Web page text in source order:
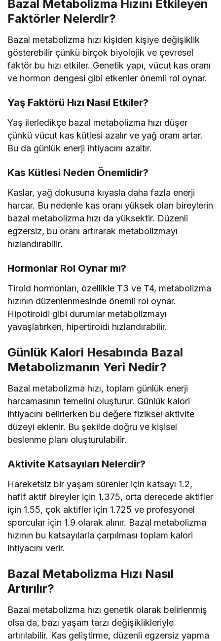
Bazal Metabolizma Hızını Etkileyen
Faktörler Nelerdir?
Bazal metabolizma hızı kişiden kişiye değişiklik
gösterebilir çünkü birçok biyolojik ve çevresel
faktör bu hızı etkiler. Genetik yapı, vücut kas oranı
ve hormon dengesi gibi etkenler önemli rol oynar.
Yaş Faktörü Hızı Nasıl Etkiler?
Yaş ilerledikçe bazal metabolizma hızı düşer
çünkü vücut kas kütlesi azalır ve yağ oranı artar.
Bu da günlük enerji ihtiyacını azaltır.
Kas Kütlesi Neden Önemlidir?
Kaslar, yağ dokusuna kıyasla daha fazla enerji
harcar. Bu nedenle kas oranı yüksek olan bireylerin
bazal metabolizma hızı da yüksektir. Düzenli
egzersiz, bu oranı artırarak metabolizmayı
hızlandırabilir.
Hormonlar Rol Oynar mı?
Tiroid hormonları, özellikle T3 ve T4, metabolizma
hızının düzenlenmesinde önemli rol oynar.
Hipotiroidi gibi durumlar metabolizmayı
yavaşlatırken, hipertiroidi hızlandırabilir.
Günlük Kalori Hesabında Bazal
Metabolizmanın Yeri Nedir?
Bazal metabolizma hızı, toplam günlük enerji
harcamasının temelini oluşturur. Günlük kalori
ihtiyacını belirlerken bu değere fiziksel aktivite
düzeyi eklenir. Bu şekilde doğru ve kişisel
beslenme planı oluşturulabilir.
Aktivite Katsayıları Nelerdir?
Hareketsiz bir yaşam sürenler için katsayı 1.2,
hafif aktif bireyler için 1.375, orta derecede aktifler
için 1.55, çok aktifler için 1.725 ve profesyonel
sporcular için 1.9 olarak alınır. Bazal metabolizma
hızının bu katsayılarla çarpılması toplam kalori
ihtiyacını verir.
Bazal Metabolizma Hızı Nasıl
Artırılır?
Bazal metabolizma hızı genetik olarak belirlenmiş
olsa da, bazı yaşam tarzı değişiklikleriyle
artırılabilir. Kas geliştirme, düzenli egzersiz yapma